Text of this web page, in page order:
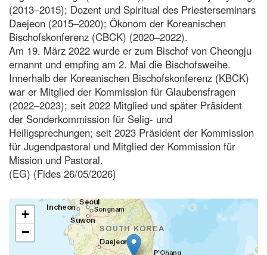
(2013–2015); Dozent und Spiritual des Priesterseminars
Daejeon (2015–2020); Ökonom der Koreanischen
Bischofskonferenz (CBCK) (2020–2022).
Am 19. März 2022 wurde er zum Bischof von Cheongju
ernannt und empfing am 2. Mai die Bischofsweihe.
Innerhalb der Koreanischen Bischofskonferenz (KBCK)
war er Mitglied der Kommission für Glaubensfragen
(2022–2023); seit 2022 Mitglied und später Präsident
der Sonderkommission für Selig- und
Heiligsprechungen; seit 2023 Präsident der Kommission
für Jugendpastoral und Mitglied der Kommission für
Mission und Pastoral.
(EG) (Fides 26/05/2026)
+
−